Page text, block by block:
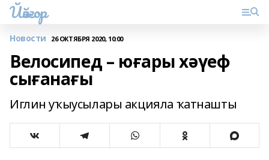
Йәйғор
Новости 26 ОКТЯБРЯ 2020, 10:00
Велосипед – юғары хәүеф
сығанағы
Иглин уҡыусылары акцияла ҡатнашты